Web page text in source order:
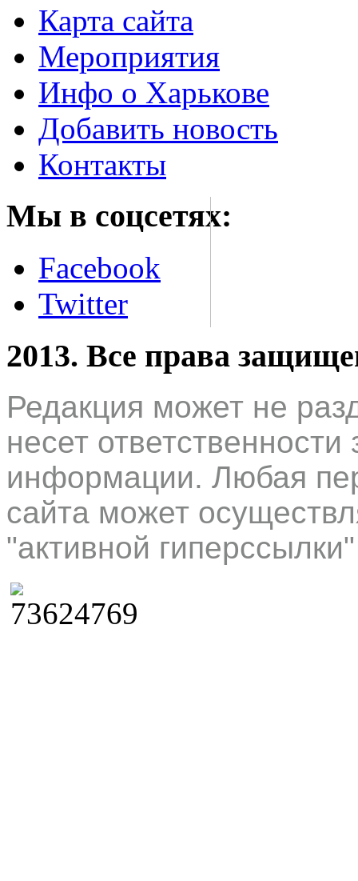
Карта сайта
Мероприятия
Инфо о Харькове
Добавить новость
Контакты
Мы в соцсетях:
Facebook
Twitter
2013. Все права
Редакция может не
несет
информации. Любая
сайта может
"активной